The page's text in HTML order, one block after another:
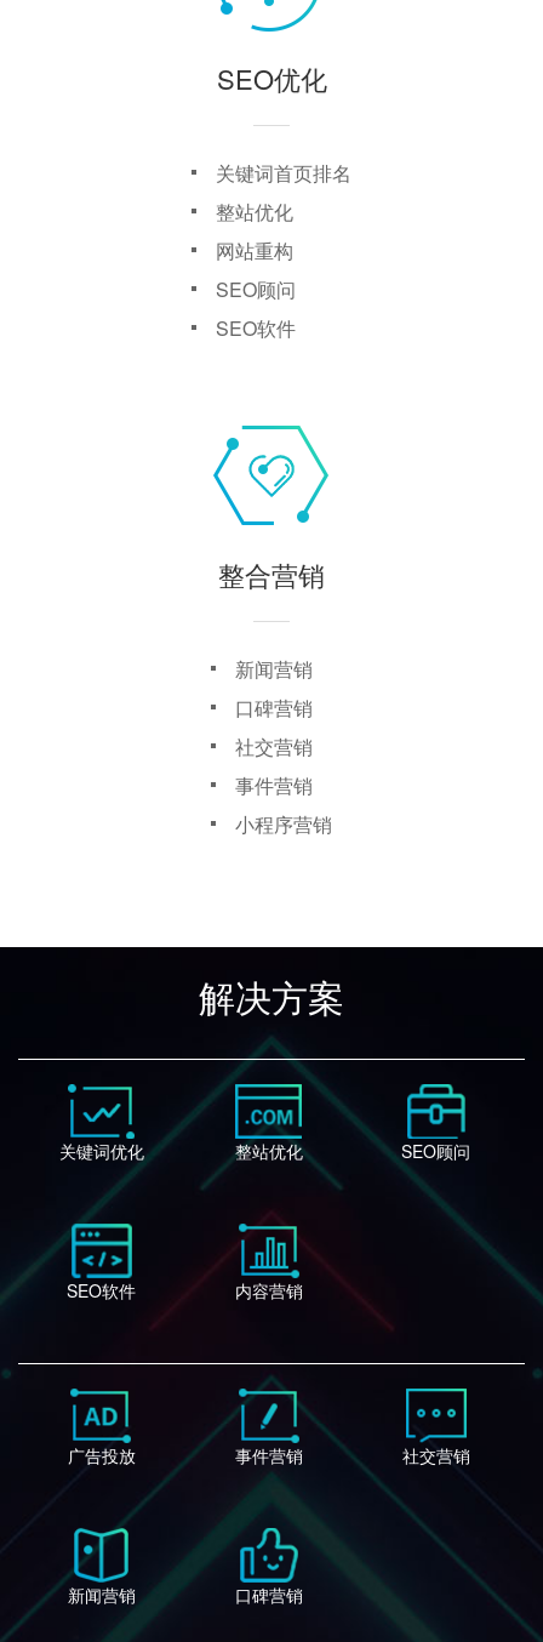
SEO优化
关键词首页排名
整站优化
网站重构
SEO顾问
SEO软件
整合营销
新闻营销
口碑营销
社交营销
事件营销
小程序营销
解决方案
关键词优化 整站优化 SEO顾问
SEO软件 内容营销
广告投放 事件营销 社交营销
新闻营销 口碑营销